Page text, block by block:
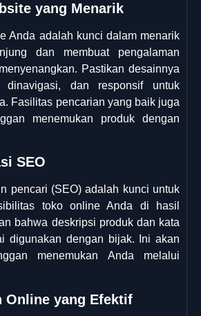
yang Menarik
Anda adalah kunci dalam menarik
dan membuat pengalaman
Pastikan desainnya
dinavigasi, dan responsif untuk
Fasilitas pencarian yang baik juga
menemukan produk dengan
SEO
pencari (SEO) adalah kunci untuk
toko online Anda di hasil
bahwa deskripsi produk dan kata
digunakan dengan bijak. Ini akan
menemukan Anda melalui
Online yang Efektif